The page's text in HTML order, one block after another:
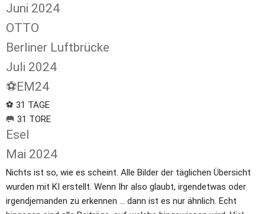
Juni 2024
OTTO
Berliner Luftbrücke
Juli 2024
⚽️EM24
⚽️ 31 TAGE
🥅 31 TORE
Esel
Mai 2024
Nichts ist so, wie es scheint. Alle Bilder der täglichen Übersicht
wurden mit KI erstellt. Wenn Ihr also glaubt, irgendetwas oder
irgendjemanden zu erkennen ... dann ist es nur ähnlich. Echt